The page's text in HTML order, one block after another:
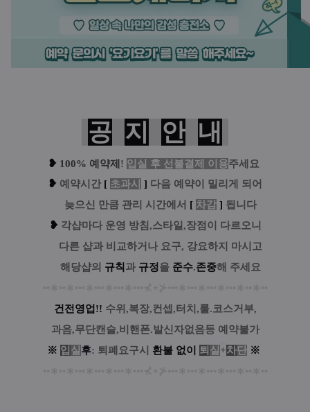
공 지 안 내
❥ 100% 예약제 ! 입실 후 선불결제 이용주세요
❥ 예 약시간 [ 초과시 ] 다음 예약이 밀리게 되어
늦으신 만큼 관리 시간에서 [ 차감 ] 됩니다
❥ 각샵마다 운영 방침,스타일,장점이 다르오니
다른 샵과 비교하거나 요구, 강요하지 마시고
해당샵의 규칙 과 규정을 준수.존중해 주세요
건전영업!! 수위,복장,컨셉,터치,룰.코스거부,
과음,무단캔슬,비핸폰.발신자없음등 예약불가
※ 입 실 후: 퇴폐요구시 환불 없이 퇴 실 +차단 ※